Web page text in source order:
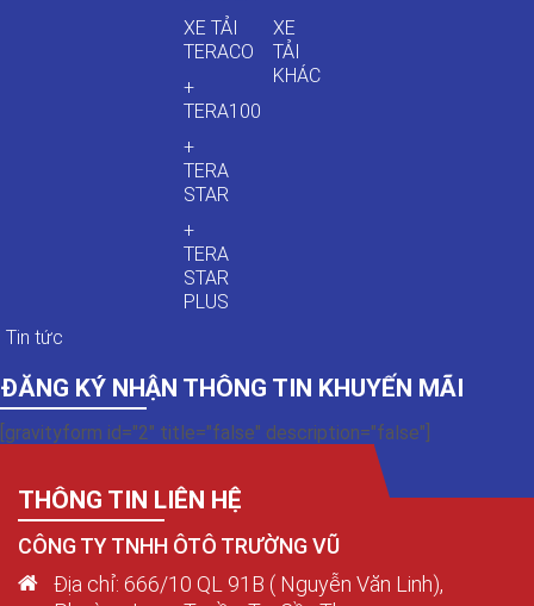
XE TẢI
TERACO
+
TERA100
+
TERA
STAR
+
TERA
STAR
PLUS
XE
TẢI
KHÁC
Tin tức
ĐĂNG KÝ NHẬN THÔNG TIN KHUYẾN MÃI
[gravityform id="2" title="false" description="false"]
THÔNG TIN LIÊN HỆ
CÔNG TY TNHH ÔTÔ TRƯỜNG VŨ
Địa chỉ: 666/10 QL 91B ( Nguyễn Văn Linh),